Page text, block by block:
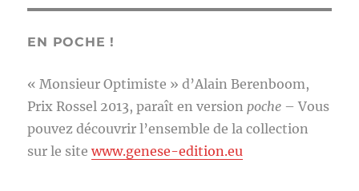
EN POCHE !
« Monsieur Optimiste » d’Alain Berenboom,
Prix Rossel 2013, paraît en version poche – Vous
pouvez découvrir l’ensemble de la collection
sur le sitewww.genese-edition.eu